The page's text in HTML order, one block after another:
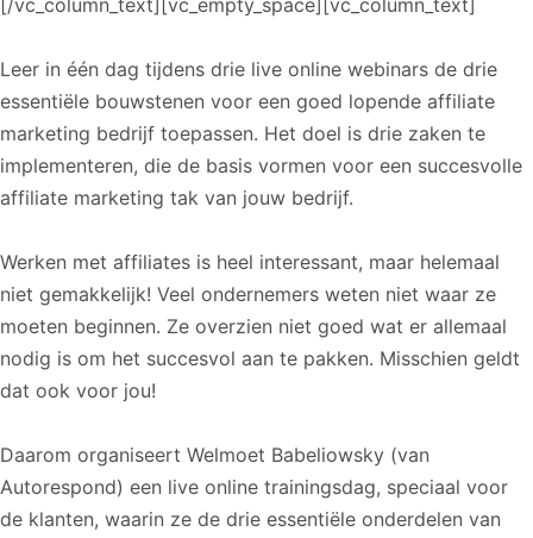
[/vc_column_text][vc_empty_space][vc_column_text]
Leer in één dag tijdens drie live online webinars de drie
essentiële bouwstenen voor een goed lopende affiliate
marketing bedrijf toepassen. Het doel is drie zaken te
implementeren, die de basis vormen voor een succesvolle
affiliate marketing tak van jouw bedrijf.
Werken met affiliates is heel interessant, maar helemaal
niet gemakkelijk! Veel ondernemers weten niet waar ze
moeten beginnen. Ze overzien niet goed wat er allemaal
nodig is om het succesvol aan te pakken. Misschien geldt
dat ook voor jou!
Daarom organiseert Welmoet Babeliowsky (van
Autorespond) een live online trainingsdag, speciaal voor
de klanten, waarin ze de drie essentiële onderdelen van